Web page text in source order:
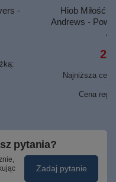
-
Hiob Miłość
Andrews -
Najniższa
Cena
pytania?
Zadaj pytanie